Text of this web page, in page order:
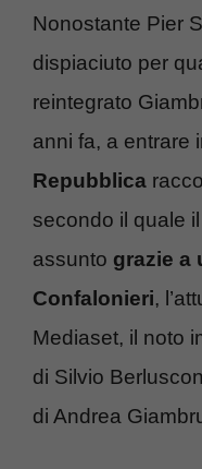
Nonostante Pier
dispiaciuto per
reintegrato
anni fa, a entrare
Repubblica
secondo il quale
assunto grazie a
Confalonieri,
Mediaset, il noto
di Silvio
di Andrea